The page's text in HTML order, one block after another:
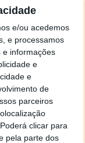
e/ou acedemos
e processamos
e informações
e
e
de
parceiros
clicar para
pela parte dos
11 COMENTÁRIOS
bolsos, a
de ação
no ano
apresentação
mês.